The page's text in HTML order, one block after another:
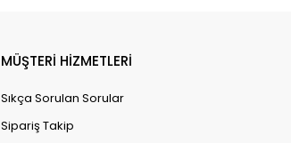
MÜŞTERİ HİZMETLERİ
Sıkça Sorulan Sorular
Sipariş Takip